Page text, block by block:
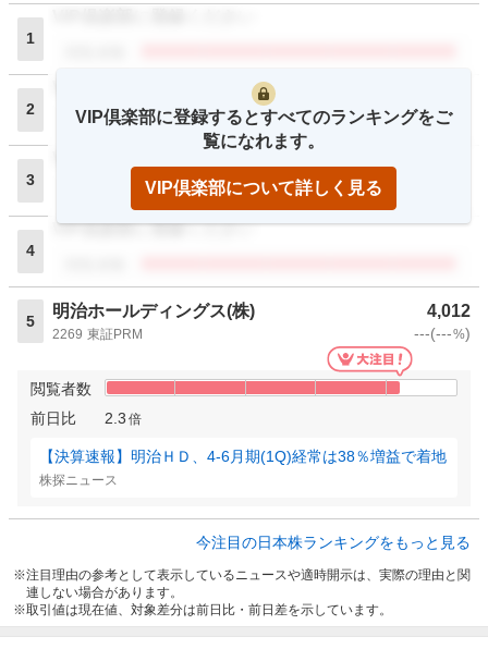
1
2
VIP倶楽部に登録ください
閲覧者数
3
4
VIP倶楽部に登録ください
5
明治ホールディングス(株) 4,012
2269 東証PRM ---(---%)
閲覧者数
前日比
2.3 倍
【決算速報】明治ＨＤ、4-6月期(1Q)経常は38％増益で着地
株探ニュース
VIP倶楽部に登録するとすべてのランキングをご
覧になれます。
VIP倶楽部について詳しく見る
今注目の日本株ランキングをもっと見る
注目理由の参考として表示しているニュースや適時開示は、実際の理由と関
連しない場合があります。
取引値は現在値、対象差分は前日比・前日差を示しています。